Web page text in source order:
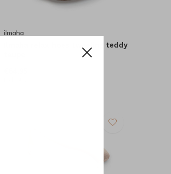
ilmaha
Ilmaha relax hoes tweeling teddy